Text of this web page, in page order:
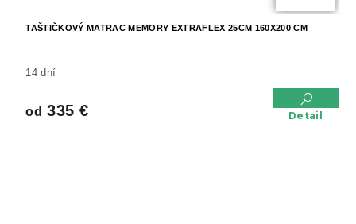
TAŠTIČKOVÝ MATRAC MEMORY EXTRAFLEX 25CM 160X200 CM
14 dní
od 335 € Detail